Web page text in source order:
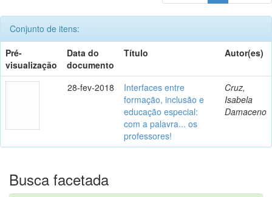
Conjunto de itens:
Pré-
visualização
Data do
documento
Título Autor(es)
28-fev-2018
Interfaces entre
formação, inclusão e
educação especial:
com a palavra... os
professores!
Cruz,
Isabela
Damaceno
Busca facetada